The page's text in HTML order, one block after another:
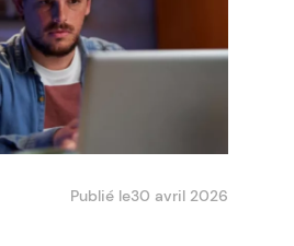
Publié le30 avril 2026